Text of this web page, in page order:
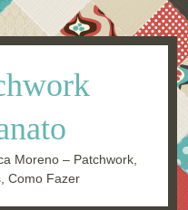
Moreno – Patchwork,
Como Fazer